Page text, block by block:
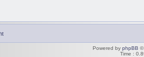
Powered by phpBB ©
Time :